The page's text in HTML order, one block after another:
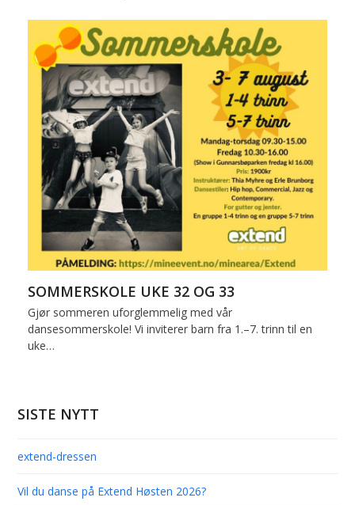
SOMMERSKOLE UKE 32 OG 33
Gjør sommeren uforglemmelig med vår
dansesommerskole! Vi inviterer barn fra 1.–7. trinn til en
uke…
SISTE NYTT
extend-dressen
Vil du danse på Extend Høsten 2026?